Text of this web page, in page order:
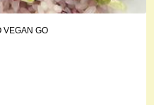
VEGAN GO